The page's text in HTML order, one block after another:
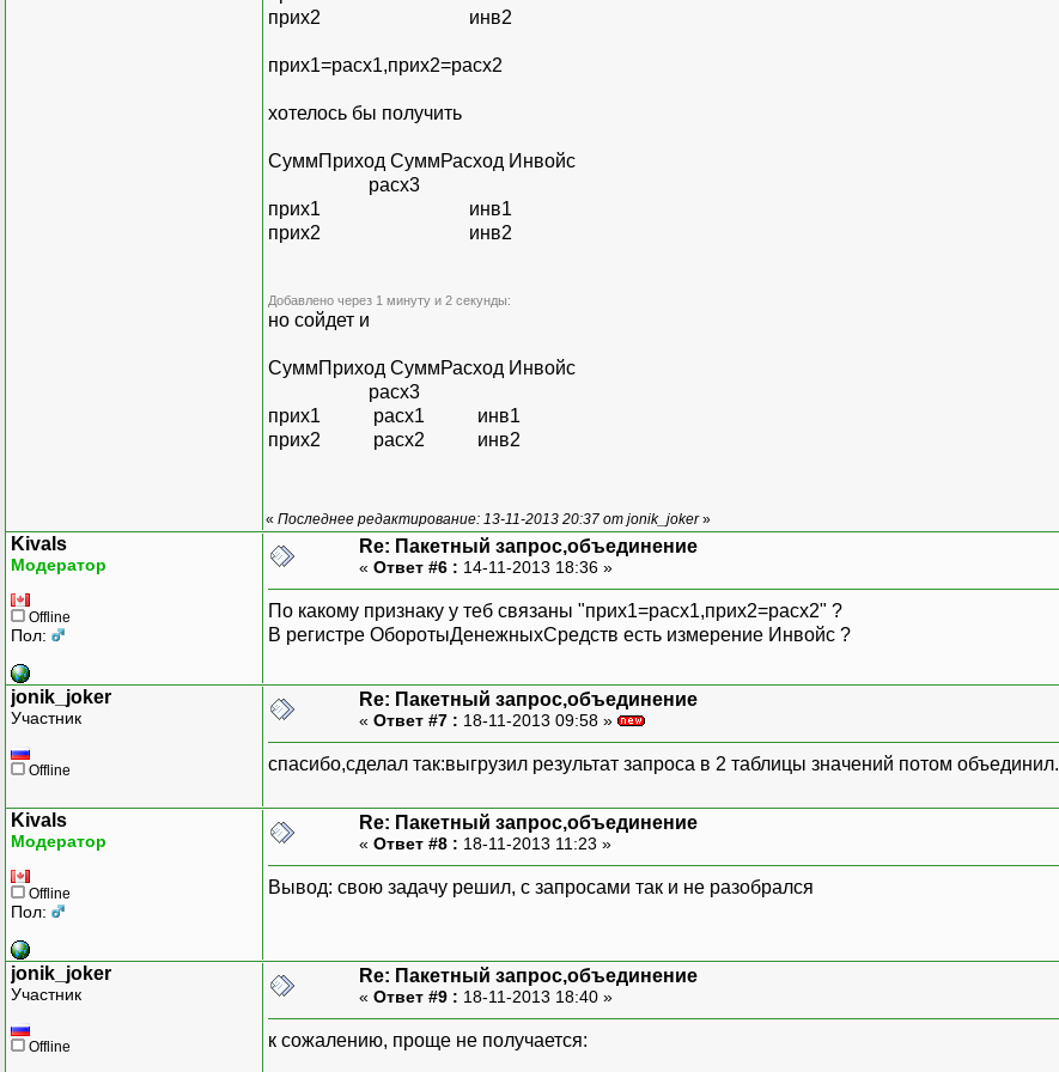
прих2 инв2
прих1=расх1,прих2=расх2
хотелось бы получить
СуммПриход СуммРасход Инвойс
расх3
прих1 инв1
прих2 инв2
Добавлено через 1 минуту и 2 секунды:
но сойдет и
СуммПриход СуммРасход Инвойс
расх3
прих1 расх1 инв1
прих2 расх2 инв2
« Последнее редактирование: 13-11-2013 20:37 от jonik_joker»
Kivals
Модератор
Offline
Пол:
Re: Пакетный запрос,объединение
« Ответ #6 : 14-11-2013 18:36 »
По какому признаку у теб связаны "прих1=расх1,прих2=расх2" ?
В регистре ОборотыДенежныхСредств есть измерение Инвойс ?
jonik_joker
Участник
Offline
Re: Пакетный запрос,объединение
« Ответ #7 : 18-11-2013 09:58 »
спасибо,сделал так:выгрузил результат запроса в 2 таблицы значений потом объединил.
Kivals
Модератор
Offline
Пол:
Re: Пакетный запрос,объединение
« Ответ #8 : 18-11-2013 11:23 »
Вывод: свою задачу решил, с запросами так и не разобрался
jonik_joker
Участник
Offline
Re: Пакетный запрос,объединение
« Ответ #9 : 18-11-2013 18:40 »
к сожалению, проще не получается: